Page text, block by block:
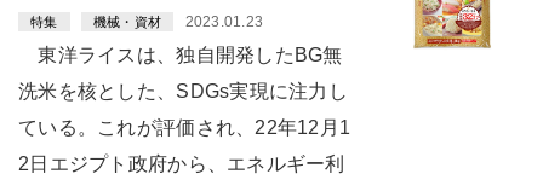
特集 機械・資材 2023.01.23
東洋ライスは、独自開発したBG無
洗米を核とした、SDGs実現に注力し
ている。これが評価され、22年12月1
2日エジプト政府から、エネルギー利